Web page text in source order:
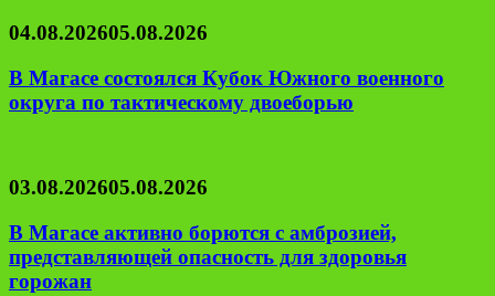
04.08.202605.08.2026
В Магасе состоялся Кубок Южного военного
округа по тактическому двоеборью
03.08.202605.08.2026
В Магасе активно борются с амброзией,
представляющей опасность для здоровья
горожан